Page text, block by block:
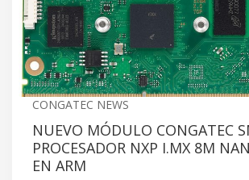
CONGATEC NEWS
NUEVO MÓDULO CONGATEC
PROCESADOR NXP I.MX 8M
EN ARM